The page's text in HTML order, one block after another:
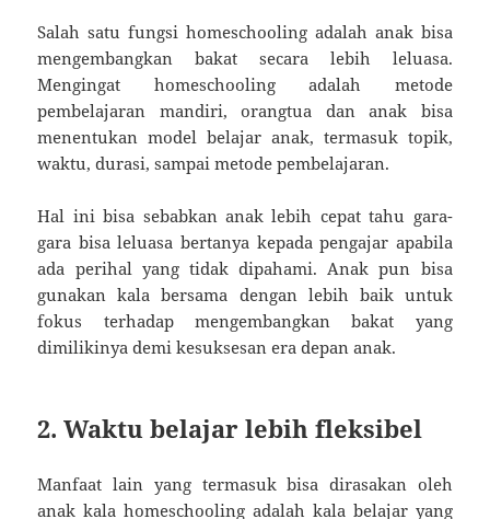
Salah satu fungsi homeschooling adalah anak bisa
mengembangkan bakat secara lebih leluasa.
Mengingat homeschooling adalah metode
pembelajaran mandiri, orangtua dan anak bisa
menentukan model belajar anak, termasuk topik,
waktu, durasi, sampai metode pembelajaran.
Hal ini bisa sebabkan anak lebih cepat tahu gara-
gara bisa leluasa bertanya kepada pengajar apabila
ada perihal yang tidak dipahami. Anak pun bisa
gunakan kala bersama dengan lebih baik untuk
fokus terhadap mengembangkan bakat yang
dimilikinya demi kesuksesan era depan anak.
2. Waktu belajar lebih fleksibel
Manfaat lain yang termasuk bisa dirasakan oleh
anak kala homeschooling adalah kala belajar yang